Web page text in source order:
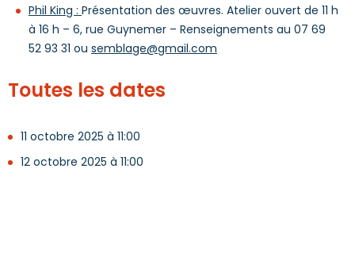
Phil King : Présentation des œuvres. Atelier ouvert de 11 h
à 16 h – 6, rue Guynemer – Renseignements au 07 69
52 93 31 ou semblage@gmail.com
Toutes les dates
11 octobre 2025 à 11:00
12 octobre 2025 à 11:00